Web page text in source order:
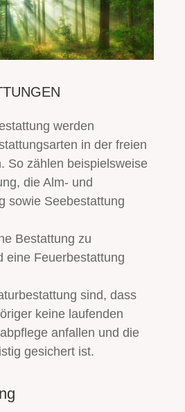
werden
in der freien
So zählen beispielsweise
die Alm- und
sowie Seebestattung
Bestattung zu
eine Feuerbestattung
sind, dass
keine laufenden
anfallen und die
gesichert ist.